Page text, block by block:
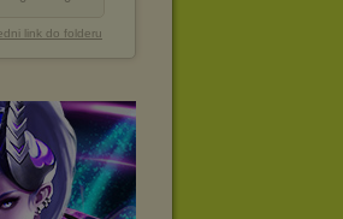
link do folderu